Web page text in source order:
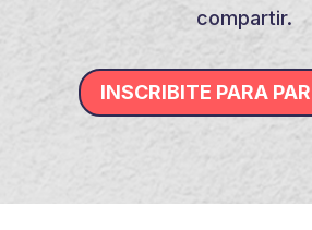
compartir.
INSCRIBITE PARA